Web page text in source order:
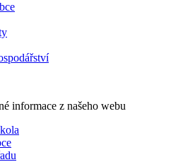
informace z našeho webu